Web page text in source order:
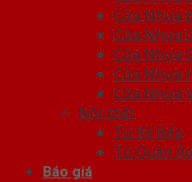
Cửa Nhựa
Cửa Nhựa
Cửa Nhựa
Cửa Nhựa
Cửa Nhựa
Nội thất
Tủ Kệ Bếp
Tủ Quần Áo
Báo giá